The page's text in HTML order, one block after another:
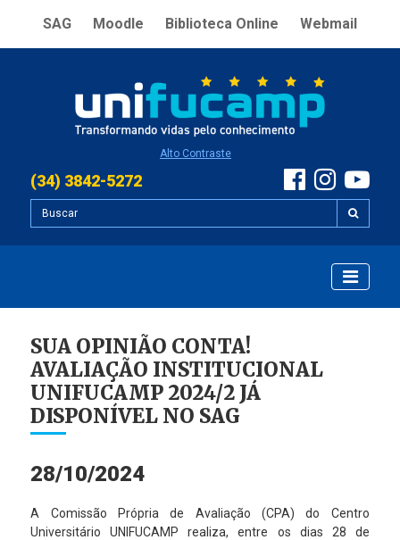
SAG Moodle Biblioteca Online Webmail
Alto Contraste
(34) 3842-5272
SUA OPINIÃO CONTA!
AVALIAÇÃO INSTITUCIONAL
UNIFUCAMP 2024/2 JÁ
DISPONÍVEL NO SAG
28/10/2024
A Comissão Própria de Avaliação (CPA) do Centro
Universitário UNIFUCAMP realiza, entre os dias 28 de